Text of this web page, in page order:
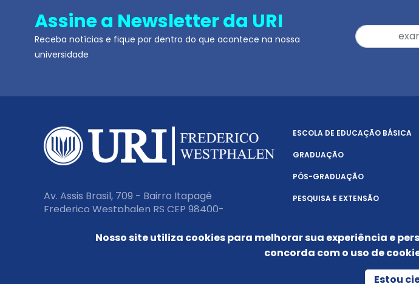
Assine a Newsletter da URI
Receba notícias e fique por dentro do que acontece na nossa
universidade
Av. Assis Brasil, 709 - Bairro Itapagé
Frederico Westphalen RS CEP 98400-
ESCOLA DE EDUCAÇÃO BÁSICA
GRADUAÇÃO
PÓS-GRADUAÇÃO
PESQUISA E EXTENSÃO
POLÍTICA DE PRIVACIDADE
Nosso site utiliza cookies para melhorar sua experiência e
concorda com o uso de
Estou